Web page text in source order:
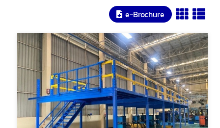
e-Brochure